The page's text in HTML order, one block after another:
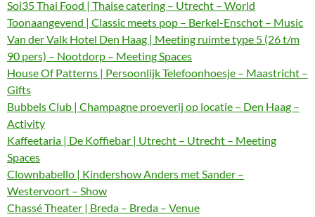
Soi35 Thai Food | Thaise catering – Utrecht – World
Toonaangevend | Classic meets pop – Berkel-Enschot – Music
Van der Valk Hotel Den Haag | Meeting ruimte type 5 (26 t/m
90 pers) – Nootdorp – Meeting Spaces
House Of Patterns | Persoonlijk Telefoonhoesje – Maastricht –
Gifts
Bubbels Club | Champagne proeverij op locatie – Den Haag –
Activity
Kaffeetaria | De Koffiebar | Utrecht – Utrecht – Meeting
Spaces
Clownbabello | Kindershow Anders met Sander –
Westervoort – Show
Chassé Theater | Breda – Breda – Venue